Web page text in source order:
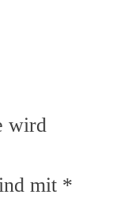
wird
mit *